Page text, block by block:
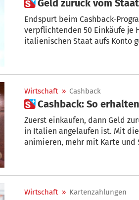
Endspurt beim Cashback-
verpflichtenden 50 Einkäufe je
italienischen Staat aufs Konto
Wirtschaft » Cashback
 Cashback: So
Zuerst einkaufen, dann Geld
in Italien angelaufen ist. Mit
animieren, mehr mit Karte und Smartphone
Wirtschaft » Kartenzahlungen